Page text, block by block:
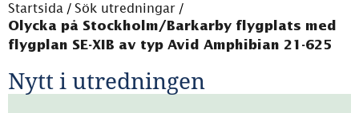
Startsida / Sök utredningar /
Olycka på Stockholm/Barkarby flygplats med
flygplan SE-XIB av typ Avid Amphibian 21-625
Nytt i utredningen